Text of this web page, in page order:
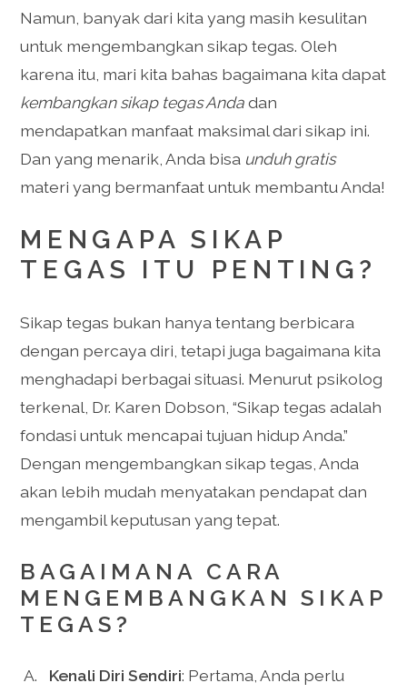
Namun, banyak dari kita yang masih kesulitan
untuk mengembangkan sikap tegas. Oleh
karena itu, mari kita bahas bagaimana kita dapat
kembangkan sikap tegas Andadan
mendapatkan manfaat maksimal dari sikap ini.
Dan yang menarik, Anda bisa unduh gratis
materi yang bermanfaat untuk membantu Anda!
MENGAPA SIKAP
TEGAS ITU PENTING?
Sikap tegas bukan hanya tentang berbicara
dengan percaya diri, tetapi juga bagaimana kita
menghadapi berbagai situasi. Menurut psikolog
terkenal, Dr. Karen Dobson, “Sikap tegas adalah
fondasi untuk mencapai tujuan hidup Anda.”
Dengan mengembangkan sikap tegas, Anda
akan lebih mudah menyatakan pendapat dan
mengambil keputusan yang tepat.
BAGAIMANA CARA
MENGEMBANGKAN SIKAP
TEGAS?
Kenali Diri Sendiri: Pertama, Anda perlu